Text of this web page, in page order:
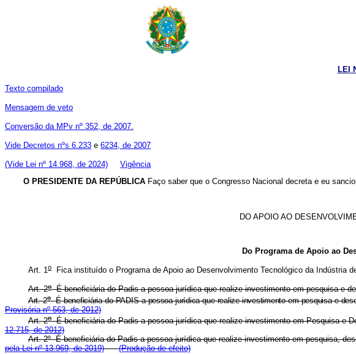
LEI
Texto compilado
Mensagem de veto
Conversão da MPv nº 352, de 2007.
Vide Decretos nºs 6.233 e 6234, de 2007
(Vide Lei nº 14.968, de 2024) Vigência
O PRESIDENTE DA REPÚBLICA Faço saber que o Congresso Nacional decreta e eu
DO APOIO AO
Do Programa de Apoio ao
Art. 1o Fica instituído o Programa de Apoio ao Desenvolvimento Tecnológico da
Art. 2oÉ beneficiária do Padis a pessoa jurídica que realize investimento em pesquisa e
Art. 2oÉ beneficiária do PADIS a pessoa jurídica que realize investimento em pesquisa e
Provisória nº 563, de 2012)
Art. 2oÉ beneficiária do Padis a pessoa jurídica que realize investimento em Pesquisa e
12.715, de 2012)
Art. 2º É beneficiária do Padis a pessoa jurídica que realize investimento em pesquisa,
pela Lei nº 13.969, de 2019)
(Produção de efeito)